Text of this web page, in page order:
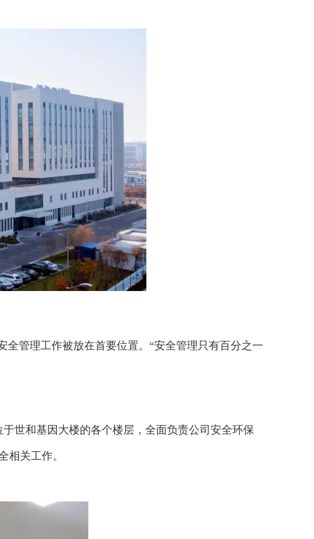
管理工作被放在首要位置。“安全管理只有百分之一
世和基因大楼的各个楼层，全面负责公司安全环保
相关工作。